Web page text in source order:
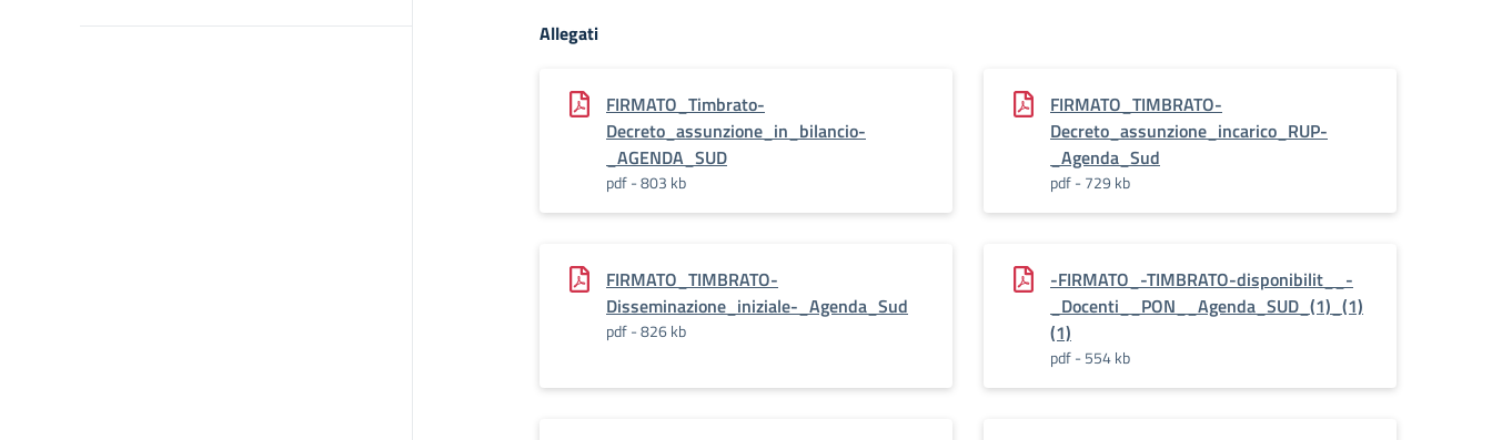
Allegati
FIRMATO_Timbrato-
Decreto_assunzione_in_bilancio-
_AGENDA_SUD
pdf - 803 kb
FIRMATO_TIMBRATO-
Decreto_assunzione_incarico_RUP-
_Agenda_Sud
pdf - 729 kb
FIRMATO_TIMBRATO-
Disseminazione_iniziale-_Agenda_Sud
pdf - 826 kb
-FIRMATO_-TIMBRATO-disponibilit__-
_Docenti__PON__Agenda_SUD_(1)_(1)
(1)
pdf - 554 kb